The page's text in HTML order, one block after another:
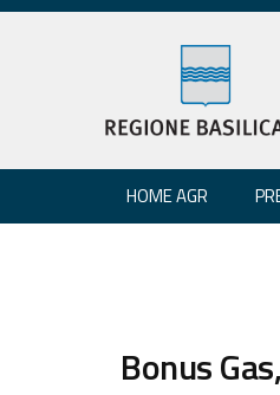
HOME AGR
Bonus